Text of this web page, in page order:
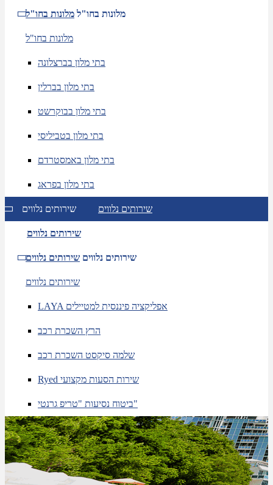
מלונות בחו"ל מלונות בחו"ל
מלונות בחו"ל
בתי מלון בברצלונה
בתי מלון בברלין
בתי מלון בבוקרשט
בתי מלון בטביליסי
בתי מלון באמסטרדם
בתי מלון בפראג
שירותים נלווים שירותים נלווים
שירותים נלווים
שירותים נלווים שירותים נלווים
שירותים נלווים
LAYA אפליקציה פיננסית למטיילים
הרץ השכרת רכב
שלמה סיקסט השכרת רכב
Ryed שירות הסעות מקצועי
ביטוח נסיעות "טריפ גרנטי"